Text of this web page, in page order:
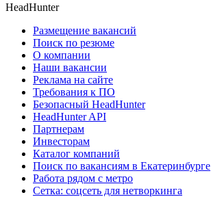
HeadHunter
Размещение вакансий
Поиск по резюме
О компании
Наши вакансии
Реклама на сайте
Требования к ПО
Безопасный HeadHunter
HeadHunter API
Партнерам
Инвесторам
Каталог компаний
Поиск по вакансиям в Екатеринбурге
Работа рядом с метро
Сетка: соцсеть для нетворкинга